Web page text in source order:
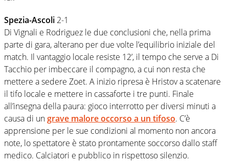
Spezia-Ascoli 2-1
Di Vignali e Rodriguez le due conclusioni che, nella prima
parte di gara, alterano per due volte l’equilibrio iniziale del
match. Il vantaggio locale resiste 12’, il tempo che serve a Di
Tacchio per imbeccare il compagno, a cui non resta che
mettere a sedere Zoet. A inizio ripresa è Hristov a scatenare
il tifo locale e mettere in cassaforte i tre punti. Finale
all’insegna della paura: gioco interrotto per diversi minuti a
causa di ungrave malore occorso a un tifoso. C’è
apprensione per le sue condizioni al momento non ancora
note, lo spettatore è stato prontamente soccorso dallo staff
medico. Calciatori e pubblico in rispettoso silenzio.